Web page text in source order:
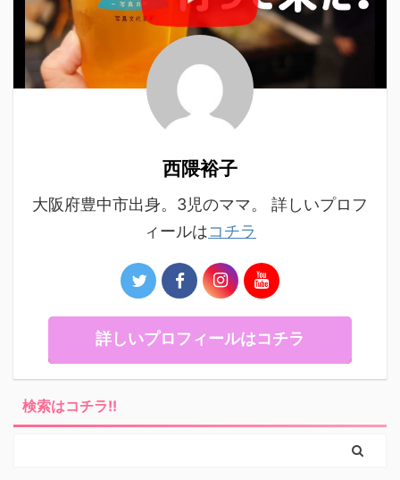
西隈裕子
大阪府豊中市出身。3児のママ。 詳しいプロフ
ィールはコチラ
詳しいプロフィールはコチラ
検索はコチラ!!